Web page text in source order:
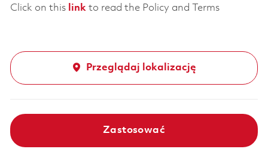
Click on this linkto read the Policy and Terms
Przeglądaj lokalizację
Zastosować